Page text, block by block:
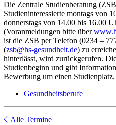
Die Zentrale Studienberatung
Studieninteressierte montags von
donnerstags von 14.00 bis 16.00
(Voranmeldungen bitte über
ist die ZSB per Telefon (0234 –
(zsb@hs-gesundheit.de) zu
hinterlässt, wird zurückgerufen.
Studienbeginn und gibt
Bewerbung um einen Studienplatz.
Gesundheitsberufe
Alle Termine